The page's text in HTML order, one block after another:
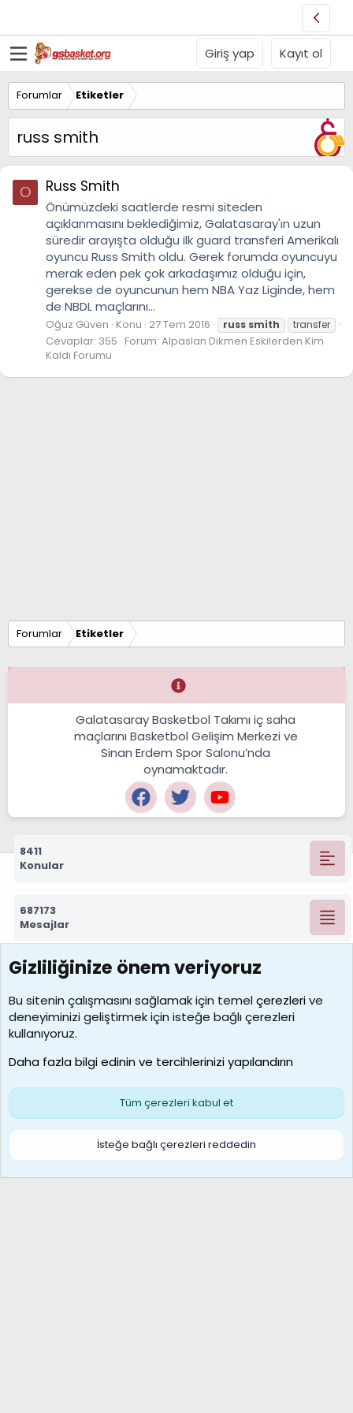
Giriş yap Kayıt ol
Forumlar Etiketler
russ smith
O Russ Smith
Önümüzdeki saatlerde resmi siteden
açıklanmasını beklediğimiz, Galatasaray'ın uzun
süredir arayışta olduğu ilk guard transferi Amerikalı
oyuncu Russ Smith oldu. Gerek forumda oyuncuyu
merak eden pek çok arkadaşımız olduğu için,
gerekse de oyuncunun hem NBA Yaz Liginde, hem
de NBDL maçlarını...
Oğuz Güven Konu 27 Tem 2016 russ smith transfer
Cevaplar: 355 Forum: Alpaslan Dikmen Eskilerden Kim
Kaldı Forumu
Forumlar Etiketler
Galatasaray Basketbol Takımı iç saha
maçlarını Basketbol Gelişim Merkezi ve
Sinan Erdem Spor Salonu’nda
oynamaktadır.
8411
Konular
687173
Mesajlar
7388
Kullanıcılar
borabekirogluu
Son üye
Çerezler
S
Gizliliğinize önem veriyoruz
Bu sitenin çalışmasını sağlamak için temelçerezlerive
deneyiminizi geliştirmek için isteğe bağlı çerezleri
kullanıyoruz.
Daha fazla bilgi edinin ve tercihlerinizi yapılandırın
Tüm çerezleri kabul et
İsteğe bağlı çerezleri reddedin